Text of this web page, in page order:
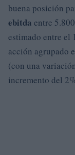
buena posición
ebitda entre
estimado entre el
acción agrupado
(con una
incremento del